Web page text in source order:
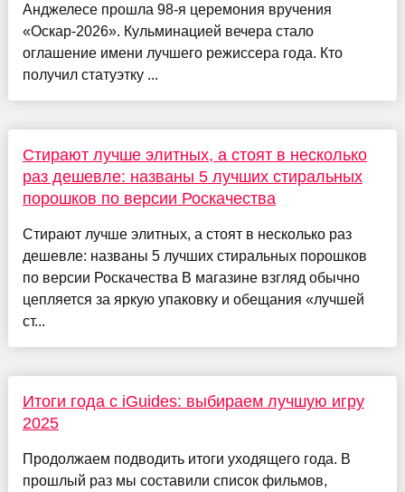
Анджелесе прошла 98-я церемония вручения
«Оскар-2026». Кульминацией вечера стало
оглашение имени лучшего режиссера года. Кто
получил статуэтку ...
Стирают лучше элитных, а стоят в несколько
раз дешевле: названы 5 лучших стиральных
порошков по версии Роскачества
Стирают лучше элитных, а стоят в несколько раз
дешевле: названы 5 лучших стиральных порошков
по версии Роскачества В магазине взгляд обычно
цепляется за яркую упаковку и обещания «лучшей
ст...
Итоги года с iGuides: выбираем лучшую игру
2025
Продолжаем подводить итоги уходящего года. В
прошлый раз мы составили список фильмов,